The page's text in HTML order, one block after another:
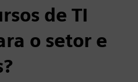
de TI
o setor e